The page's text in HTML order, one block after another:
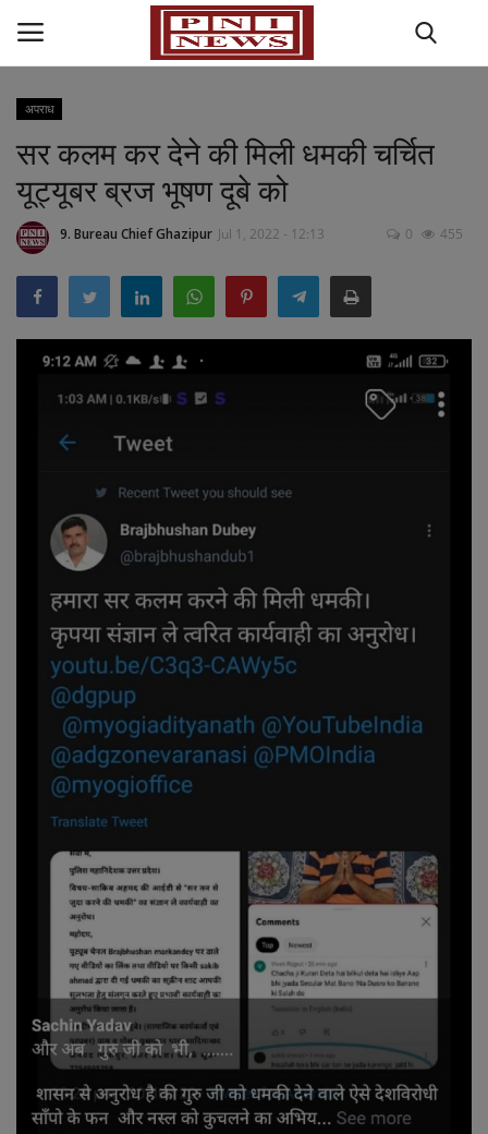
Home
राज्य-शहर
राजनीति
अपराध
मनोरंजन
राष्ट्रीय
स्वास्थ्य
व्यापार
रोजगार
NEWS
टेक वर्ल्ड
लाइफस्टाइल
Our Team
Contact us :
अपराध
सर कलम कर देने की मिली धमकी चर्चित
यूट्यूबर ब्रज भूषण दूबे को
9. Bureau Chief Ghazipur Jul 1, 2022 - 12:13 0 455